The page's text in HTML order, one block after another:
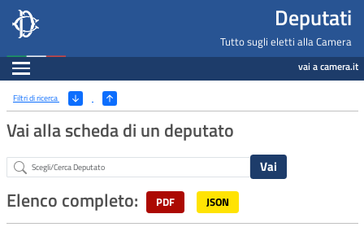
Deputati, Camera dei Deputati -
Salta al contenuto principale
Salta al menu di navigazione Deputati
Tutto sugli eletti alla Camera
Espandi vai a camera.it
Ricerca
Filtri di ricerca (Apri/Chiudi filtri)
Vai alla scheda di un deputato
Abstract
Elenco completo: PDF JSON
Navigazione pagine di servizio
Fine pagina
Salta al contenuto principale
Salta al menu di navigazione
Vai a inizio pagina